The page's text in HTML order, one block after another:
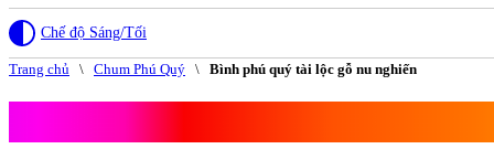
Chế độ Sáng/Tối
Trang chủ \ Chum Phú Quý \ Bình phú quý tài lộc gỗ nu nghiến